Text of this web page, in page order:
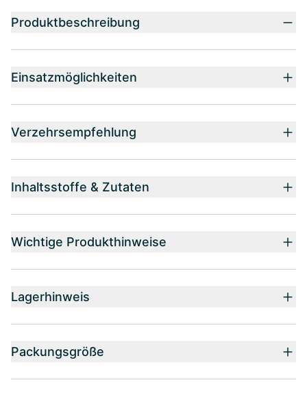
Produktbeschreibung
Einsatzmöglichkeiten
Verzehrsempfehlung
Inhaltsstoffe & Zutaten
Wichtige Produkthinweise
Lagerhinweis
Packungsgröße